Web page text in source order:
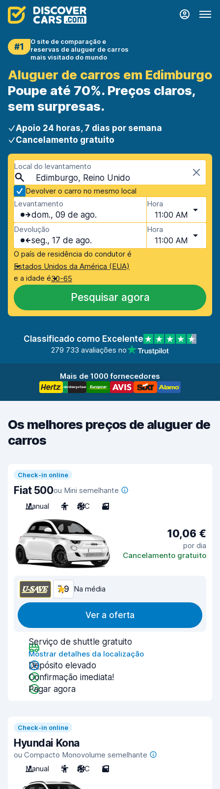
#1
O site de comparação e
reservas de aluguer de carros
mais visitado do mundo
Aluguer de carros em Edimburgo
Poupe até 70%. Preços claros,
sem surpresas.
Apoio 24 horas, 7 dias por semana
Cancelamento gratuito
Local do levantamento
Edimburgo, Reino Unido
Devolver o carro no mesmo local
Levantamento
dom., 09 de ago.
Hora
11:00 AM
Devolução
seg., 17 de ago.
Hora
11:00 AM
O país de residência do condutor é
Estados Unidos da América (EUA)
e a idade é30-65
Pesquisar agora
Classificado como Excelente
279 733 avaliações no
Mais de 1000 fornecedores
Os melhores preços de aluguer de
carros
Check-in online
Fiat 500ou Mini semelhante
Manual
4 A/C 3
10,06 €
por dia
Cancelamento gratuito
7,9 Na média
Ver a oferta
Serviço de shuttle gratuito
Mostrar detalhes da localização
Depósito elevado
Confirmação imediata!
Pagar agora
Check-in online
Hyundai Kona
ou Compacto Monovolume semelhante
Manual
5 A/C 5